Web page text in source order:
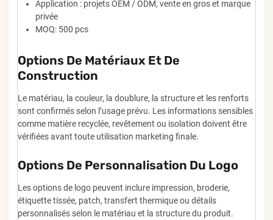
Application : projets OEM / ODM, vente en gros et marque
privée
MOQ: 500 pcs
Options De Matériaux Et De
Construction
Le matériau, la couleur, la doublure, la structure et les renforts
sont confirmés selon l’usage prévu. Les informations sensibles
comme matière recyclée, revêtement ou isolation doivent être
vérifiées avant toute utilisation marketing finale.
Options De Personnalisation Du Logo
Les options de logo peuvent inclure impression, broderie,
étiquette tissée, patch, transfert thermique ou détails
personnalisés selon le matériau et la structure du produit.